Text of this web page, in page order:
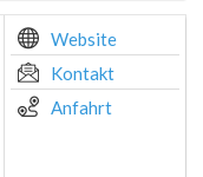
Website
Kontakt
Anfahrt